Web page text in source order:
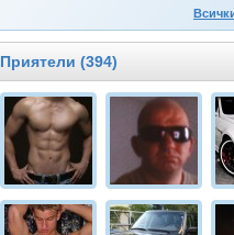
Приятели (394)